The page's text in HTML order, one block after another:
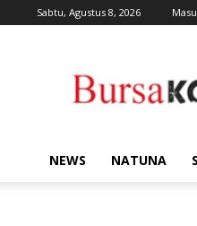
Sabtu, Agustus 8, 2026
NEWS NATUNA